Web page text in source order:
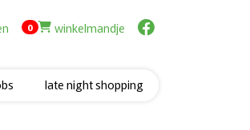
0items in cart
winkelmandje
late night shopping